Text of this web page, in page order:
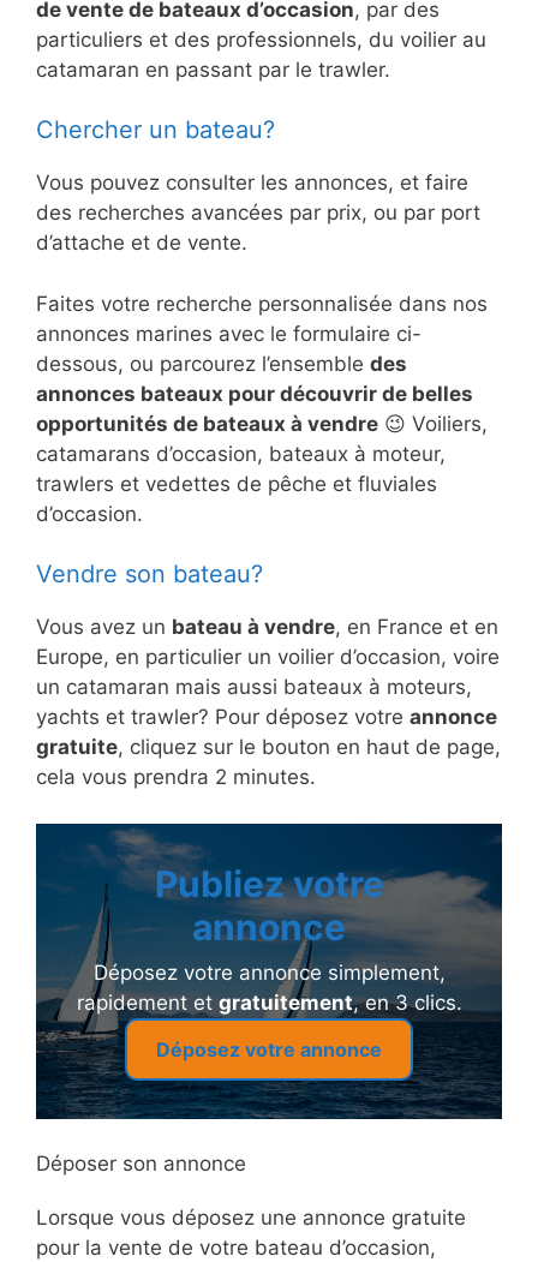
de vente de bateaux d’occasion, par des
particuliers et des professionnels, du voilier au
catamaran en passant par le trawler.
Chercher un bateau?
Vous pouvez consulter les annonces, et faire
des recherches avancées par prix, ou par port
d’attache et de vente.
Faites votre recherche personnalisée dans nos
annonces marines avec le formulaire ci-
dessous, ou parcourez l’ensemble des
annonces bateaux pour découvrir de belles
opportunités de bateaux à vendre 😉 Voiliers,
catamarans d’occasion, bateaux à moteur,
trawlers et vedettes de pêche et fluviales
d’occasion.
Vendre son bateau?
Vous avez un bateau à vendre, en France et en
Europe, en particulier un voilier d’occasion, voire
un catamaran mais aussi bateaux à moteurs,
yachts et trawler? Pour déposez votre annonce
gratuite, cliquez sur le bouton en haut de page,
cela vous prendra 2 minutes.
Publiez votre
annonce
Déposez votre annonce simplement,
rapidement et gratuitement, en 3 clics.
Déposez votre annonce
Déposer son annonce
Lorsque vous déposez une annonce gratuite
pour la vente de votre bateau d’occasion,